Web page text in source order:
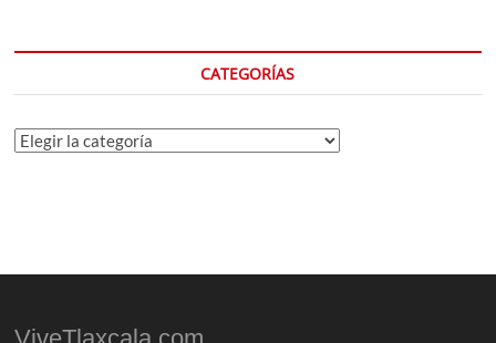
CATEGORÍAS
Categorías